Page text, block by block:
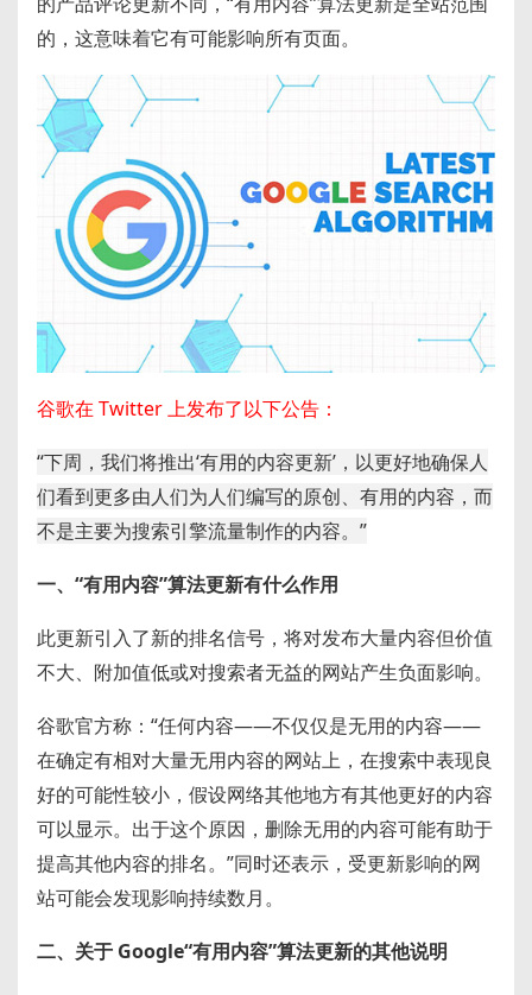
t n
的，这意味着它有可能影响所有页面。
谷歌在 Twitter 上发布了以下公告：
“下周，我们将推出‘有用的内容更新’，以更好地确保人
们看到更多由人们为人们编写的原创、有用的内容，而
不是主要为搜索引擎流量制作的内容。”
一、“有用内容”算法更新有什么作用
此更新引入了新的排名信号，将对发布大量内容但价值
不大、附加值低或对搜索者无益的网站产生负面影响。
谷歌官方称：“任何内容——不仅仅是无用的内容——
在确定有相对大量无用内容的网站上，在搜索中表现良
好的可能性较小，假设网络其他地方有其他更好的内容
可以显示。出于这个原因，删除无用的内容可能有助于
提高其他内容的排名。”同时还表示，受更新影响的网
站可能会发现影响持续数月。
二、关于 Google“有用内容”算法更新的其他说明